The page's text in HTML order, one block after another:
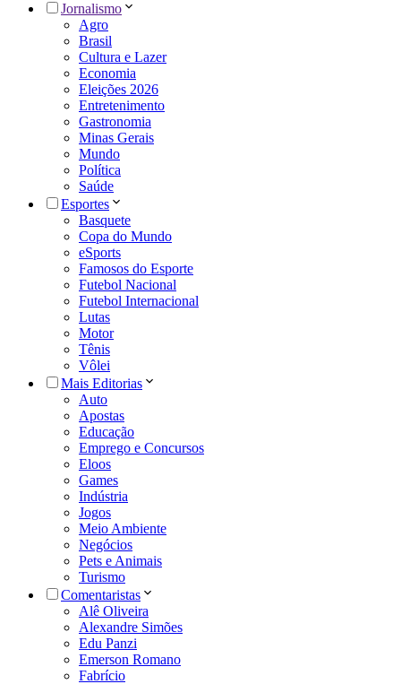
Jornalismo
Agro
Brasil
Cultura e Lazer
Economia
Eleições 2026
Entretenimento
Gastronomia
Minas Gerais
Mundo
Política
Saúde
Esportes
Basquete
Copa do Mundo
eSports
Famosos do Esporte
Futebol Nacional
Futebol Internacional
Lutas
Motor
Tênis
Vôlei
Mais Editorias
Auto
Apostas
Educação
Emprego e Concursos
Eloos
Games
Indústria
Jogos
Meio Ambiente
Negócios
Pets e Animais
Turismo
Comentaristas
Alê Oliveira
Alexandre Simões
Edu Panzi
Emerson Romano
Fabrício